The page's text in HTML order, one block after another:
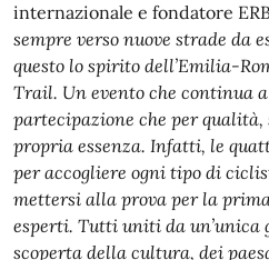
internazionale e fondatore
sempre verso nuove strade da
questo lo spirito dell’Emilia-
Trail. Un evento che continua
partecipazione che per
propria essenza. Infatti, le
per accogliere ogni tipo di
mettersi alla prova per la
esperti. Tutti uniti da un’unica
scoperta della cultura, dei